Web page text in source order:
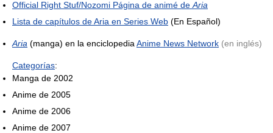
Official Right Stuf/Nozomi Página de animé de Aria
Lista de capítulos de Aria en Series Web (En Español)
Aria (manga) en la enciclopedia Anime News Network (en inglés)
Categorías:
Manga de 2002
Anime de 2005
Anime de 2006
Anime de 2007